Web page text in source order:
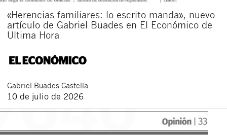
«Herencias familiares: lo escrito manda», nuevo
artículo de Gabriel Buades en El Económico de
Ultima Hora
Gabriel Buades Castella
10 de julio de 2026